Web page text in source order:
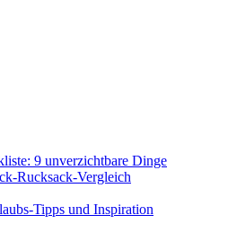
9 unverzichtbare Dinge
Rucksack-Vergleich
Tipps und Inspiration